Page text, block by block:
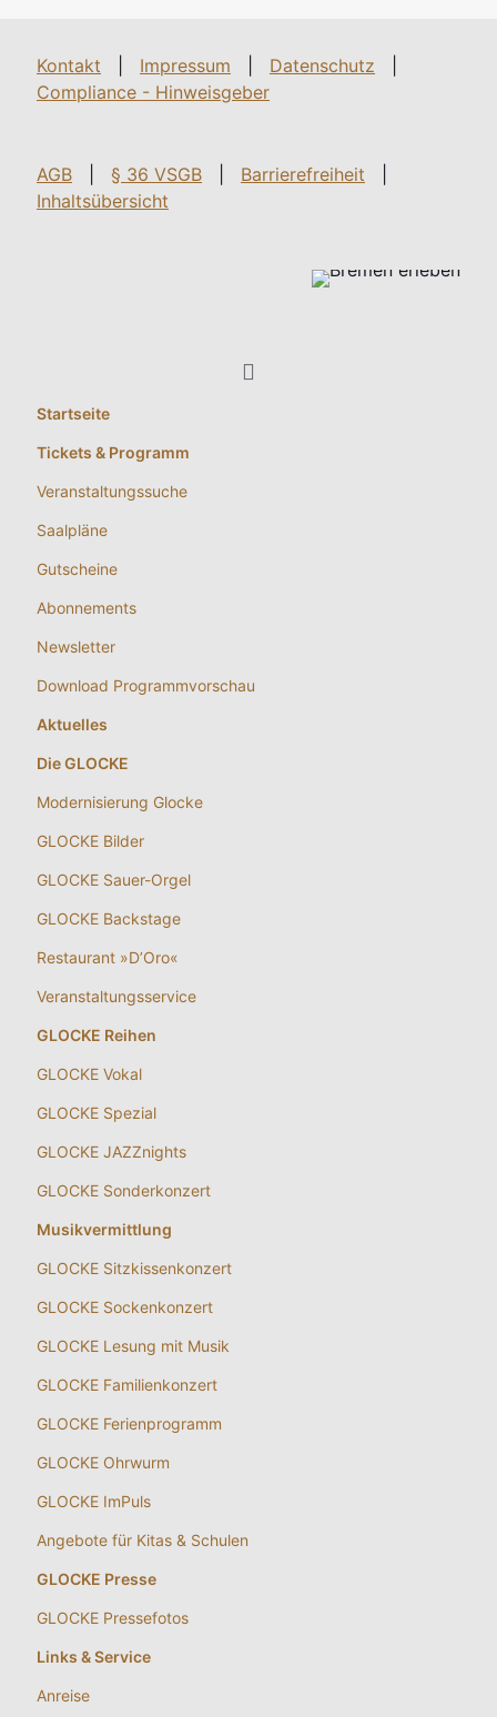
Kontakt Impressum Datenschutz
Compliance - Hinweisgeber
AGB § 36 VSGB Barrierefreiheit
Inhaltsübersicht
Startseite
Tickets & Programm
Veranstaltungssuche
Saalpläne
Gutscheine
Abonnements
Newsletter
Download Programmvorschau
Aktuelles
Die GLOCKE
Modernisierung Glocke
GLOCKE Bilder
GLOCKE Sauer-Orgel
GLOCKE Backstage
Restaurant »D’Oro«
Veranstaltungsservice
GLOCKE Reihen
GLOCKE Vokal
GLOCKE Spezial
GLOCKE JAZZnights
GLOCKE Sonderkonzert
Musikvermittlung
GLOCKE Sitzkissenkonzert
GLOCKE Sockenkonzert
GLOCKE Lesung mit Musik
GLOCKE Familienkonzert
GLOCKE Ferienprogramm
GLOCKE Ohrwurm
GLOCKE ImPuls
Angebote für Kitas & Schulen
GLOCKE Presse
GLOCKE Pressefotos
Links & Service
Anreise